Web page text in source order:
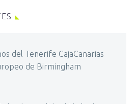
del Tenerife CajaCanarias
de Birmingham